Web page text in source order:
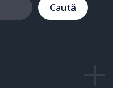
Caută